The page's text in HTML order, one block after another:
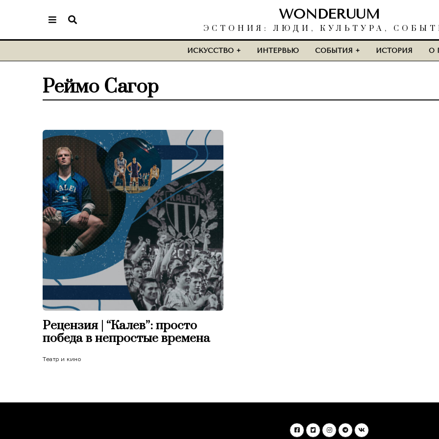
WONDERUUM
ЭСТОНИЯ: ЛЮДИ, КУЛЬТУРА,
ИСКУССТВО ИНТЕРВЬЮ СОБЫТИЯ ИСТОРИЯ О
Реймо Сагор
Рецензия | “Калев”: просто
победа в непростые времена
Театр и кино